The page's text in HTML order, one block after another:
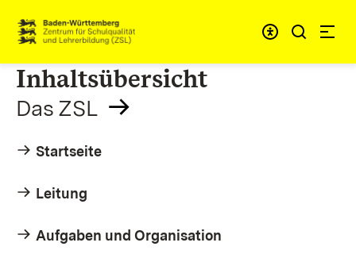
Zum Inhalt springen
Link zur Startseite
Inhaltsübersicht
Das ZSL
Startseite
Leitung
Aufgaben und Organisation